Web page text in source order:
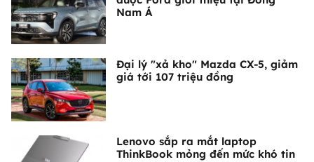
Nam Á
Đại lý "xả kho" Mazda CX-5, giảm
giá tới 107 triệu đồng
Lenovo sắp ra mắt laptop
ThinkBook mỏng đến mức khó tin